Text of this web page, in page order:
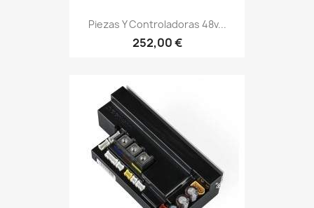
Piezas Y Controladoras 48v...
252,00 €